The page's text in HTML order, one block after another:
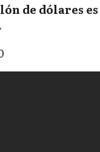
de dólares es